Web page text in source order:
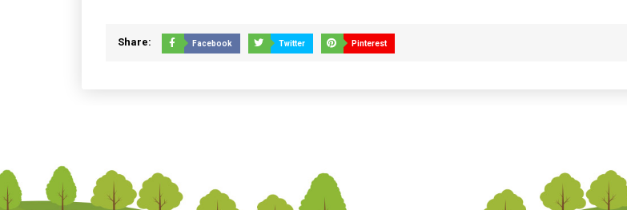
Share: Facebook Twitter Pinterest